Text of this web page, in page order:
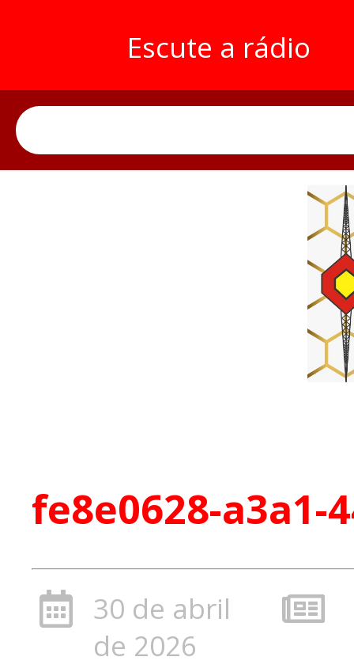
Escute a rádio
fe8e0628-a3a1-
30 de abril
de 2026